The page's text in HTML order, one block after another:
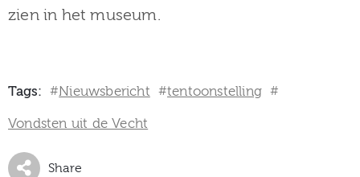
zien in het museum.
Tags: #Nieuwsbericht #tentoonstelling #
Vondsten uit de Vecht
Share